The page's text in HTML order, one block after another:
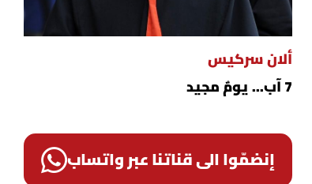
ألان سركيس
7 آب... يومٌ مجيد
إنضمّوا الى قناتنا عبر واتساب